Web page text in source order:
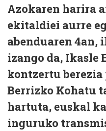
Azokaren harira
ekitaldiei aurre
abenduaren 4an,
izango da, Ikasle
kontzertu berezia
Berrizko Kohatu
hartuta, euskal
inguruko